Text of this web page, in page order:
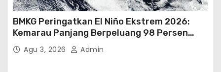
BMKG Peringatkan El Niño Ekstrem 2026:
Kemarau Panjang Berpeluang 98 Persen
hingga Awal 2027
Agu 3, 2026 Admin